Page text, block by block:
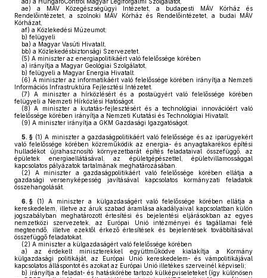
ae) a MÁV Közegészségügyi Intézetet, a budapesti MÁV Kórház és
Rendelőintézetet, a szolnoki MÁV Kórház és Rendelőintézetet, a budai MÁV
Kórházat,
af) a Közlekedési Múzeumot;
b) felügyeli
ba) a Magyar Vasúti Hivatalt,
bb) a Közlekedésbiztonsági Szervezetet.
(5) A miniszter az energiapolitikáért való felelőssége körében
a) irányítja a Magyar Geológiai Szolgálatot,
b) felügyeli a Magyar Energia Hivatalt.
(6) A miniszter az informatikáért való felelőssége körében irányítja a Nemzeti
Információs Infrastruktúra Fejlesztési Intézetet.
(7) A miniszter a hírközlésért és a postaügyért való felelőssége körében
felügyeli a Nemzeti Hírközlési Hatóságot.
(8) A miniszter a kutatás-fejlesztésért és a technológiai innovációért való
felelőssége körében irányítja a Nemzeti Kutatási és Technológiai Hivatalt.
(9) A miniszter irányítja a GKM Gazdasági Igazgatóságot.
5. § (1) A miniszter a gazdaságpolitikáért való felelőssége és az iparügyekért
való felelőssége körében közreműködik az energia- és anyagtakarékos építési
hulladékot újrahasznosító környezetbarát építés feladataival összefüggő, az
épületek energiaellátásával, az épületgépészettel, épületvillamossággal
kapcsolatos pályázatok tartalmának meghatározásában.
(2) A miniszter a gazdaságpolitikáért való felelőssége körében ellátja a
gazdasági versenyképesség javításával kapcsolatos kormányzati feladatok
összehangolását.
6. § (1) A miniszter a külgazdaságért való felelőssége körében ellátja a
kereskedelem, illetve az áruk szabad áramlása akadályaival kapcsolatban külön
jogszabályban meghatározott értesítési és bejelentési eljárásokban az egyes
nemzetközi szervezetek, az Európai Unió intézményei és tagállamai felé
megteendő, illetve ezektől érkező értesítések és bejelentések továbbításával
összefüggő feladatokat.
(2) A miniszter a külgazdaságért való felelőssége körében
a) az érdekelt miniszterekkel együttműködve kialakítja a Kormány
külgazdasági politikáját, az Európai Unió kereskedelem- és vámpolitikájával
kapcsolatos álláspontot és azokat az Európai Unió illetékes szerveinél képviseli;
b) irányítja a feladat- és hatáskörébe tartozó külképviseleteket (így különösen